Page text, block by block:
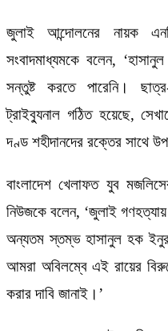
জুলাই আন্দোলনের নায়ক
সংবাদমাধ্যমকে বলেন,
সন্তুষ্ট করতে পারেনি।
ট্রাইব্যুনাল গঠিত হয়েছে,
দণ্ড শহীদানদের রক্তের সাথে
বাংলাদেশ খেলাফত যুব
নিউজকে বলেন, ‘জুলাই গণহত্যায়
অন্যতম স্তম্ভ হাসানুল হক
আমরা অবিলম্বে এই রায়ের
করার দাবি জানাই।’